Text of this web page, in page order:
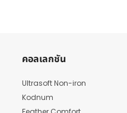
คอลเลกชัน
Ultrasoft Non-iron
Kodnum